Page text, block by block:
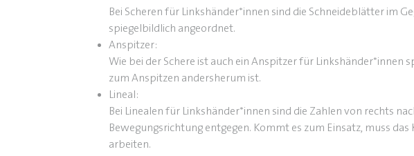
Bei Scheren für Linkshänder*innen sind die Schneideblätter im
spiegelbildlich angeordnet.
Anspitzer:
Wie bei der Schere ist auch ein Anspitzer für Linkshänder*innen
zum Anspitzen andersherum ist.
Lineal:
Bei Linealen für Linkshänder*innen sind die Zahlen von rechts
Bewegungsrichtung entgegen. Kommt es zum Einsatz, muss
arbeiten.